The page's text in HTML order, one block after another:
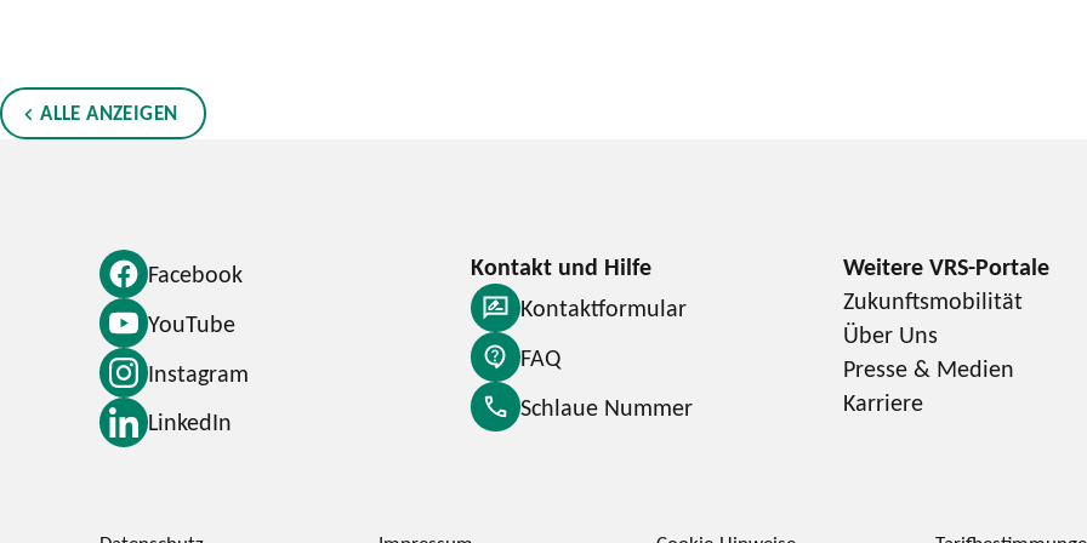
ALLE ANZEIGEN
Facebook
YouTube
Instagram
LinkedIn
Kontaktformular
FAQ
Schlaue Nummer
Zukunftsmobilität
Über Uns
Presse & Medien
Karriere